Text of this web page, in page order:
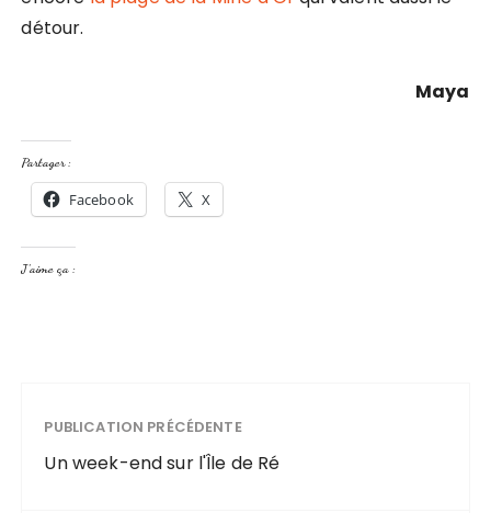
détour.
Maya
Partager :
Facebook X
J’aime ça :
PUBLICATION PRÉCÉDENTE
Un week-end sur l'Île de Ré